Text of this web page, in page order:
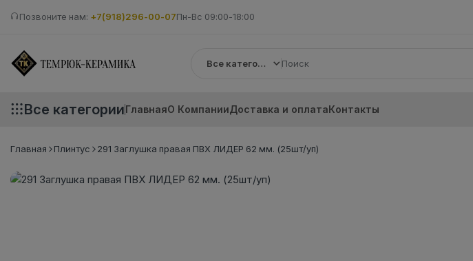
Позвоните нам: +7(918)296-00-07Пн-Вс 09:00-18:00
Все категории
Все категорииГлавнаяО КомпанииДоставка и оплатаКонтакты
Главная Плинтус 291 Заглушка правая ПВХ ЛИДЕР 62 мм. (25шт/уп)